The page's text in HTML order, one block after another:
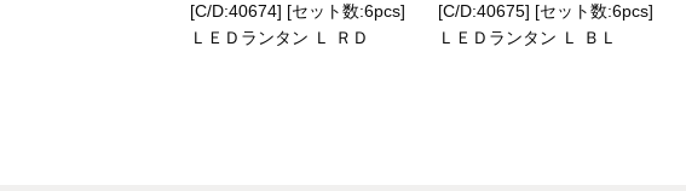
[C/D:40674] [セット数:6pcs]
ＬＥＤランタン Ｌ ＲＤ
[C/D:40675] [セット数:6pcs]
ＬＥＤランタン Ｌ ＢＬ